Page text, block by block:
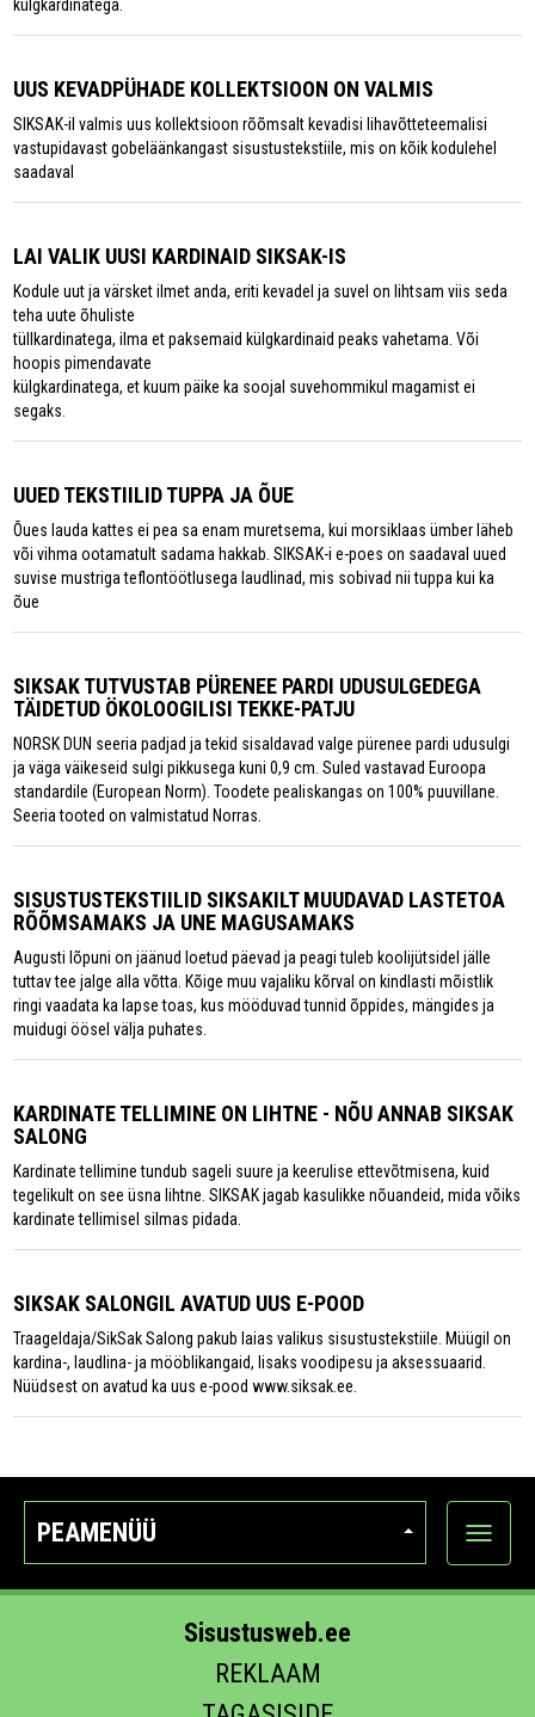
külgkardinatega.
UUS KEVADPÜHADE KOLLEKTSIOON ON VALMIS
SIKSAK-il valmis uus kollektsioon rõõmsalt kevadisi lihavõtteteemalisi
vastupidavast gobeläänkangast sisustustekstiile, mis on kõik kodulehel
saadaval
LAI VALIK UUSI KARDINAID SIKSAK-IS
Kodule uut ja värsket ilmet anda, eriti kevadel ja suvel on lihtsam viis seda
teha uute õhuliste
tüllkardinatega, ilma et paksemaid külgkardinaid peaks vahetama. Või
hoopis pimendavate
külgkardinatega, et kuum päike ka soojal suvehommikul magamist ei
segaks.
UUED TEKSTIILID TUPPA JA ÕUE
Õues lauda kattes ei pea sa enam muretsema, kui morsiklaas ümber läheb
või vihma ootamatult sadama hakkab. SIKSAK-i e-poes on saadaval uued
suvise mustriga teflontöötlusega laudlinad, mis sobivad nii tuppa kui ka
õue
SIKSAK TUTVUSTAB PÜRENEE PARDI UDUSULGEDEGA
TÄIDETUD ÖKOLOOGILISI TEKKE-PATJU
NORSK DUN seeria padjad ja tekid sisaldavad valge pürenee pardi udusulgi
ja väga väikeseid sulgi pikkusega kuni 0,9 cm. Suled vastavad Euroopa
standardile (European Norm). Toodete pealiskangas on 100% puuvillane.
Seeria tooted on valmistatud Norras.
SISUSTUSTEKSTIILID SIKSAKILT MUUDAVAD LASTETOA
RÕÕMSAMAKS JA UNE MAGUSAMAKS
Augusti lõpuni on jäänud loetud päevad ja peagi tuleb koolijütsidel jälle
tuttav tee jalge alla võtta. Kõige muu vajaliku kõrval on kindlasti mõistlik
ringi vaadata ka lapse toas, kus mööduvad tunnid õppides, mängides ja
muidugi öösel välja puhates.
KARDINATE TELLIMINE ON LIHTNE - NÕU ANNAB SIKSAK
SALONG
Kardinate tellimine tundub sageli suure ja keerulise ettevõtmisena, kuid
tegelikult on see üsna lihtne. SIKSAK jagab kasulikke nõuandeid, mida võiks
kardinate tellimisel silmas pidada.
SIKSAK SALONGIL AVATUD UUS E-POOD
Traageldaja/SikSak Salong pakub laias valikus sisustustekstiile. Müügil on
kardina-, laudlina- ja mööblikangaid, lisaks voodipesu ja aksessuaarid.
Nüüdsest on avatud ka uus e-pood www.siksak.ee.
PEAMENÜÜ
Ava
Sisustusweb.ee
REKLAAM